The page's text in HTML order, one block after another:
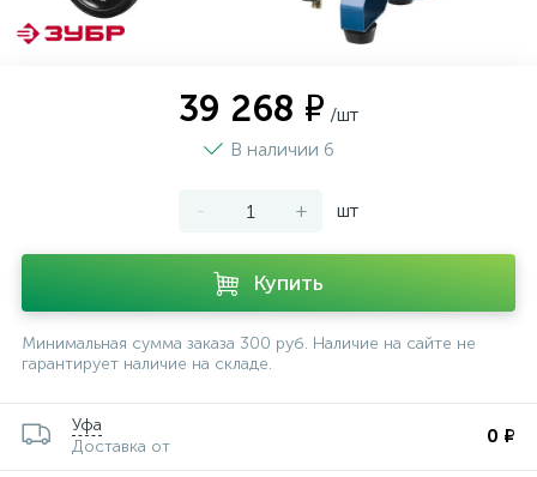
39 268 ₽ /шт
В наличии 6
- + шт
Купить
Минимальная сумма заказа 300 руб. Наличие на сайте не
гарантирует наличие на складе.
Уфа
Доставка от
0 ₽